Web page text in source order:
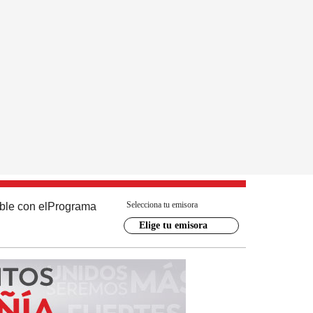
con el Programa Selecciona tu emisora
Elige tu emisora